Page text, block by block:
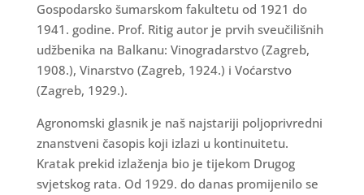
Gospodarsko šumarskom fakultetu od 1921 do
1941. godine. Prof. Ritig autor je prvih sveučilišnih
udžbenika na Balkanu: Vinogradarstvo (Zagreb,
1908.), Vinarstvo (Zagreb, 1924.) i Voćarstvo
(Zagreb, 1929.).
Agronomski glasnik je naš najstariji poljoprivredni
znanstveni časopis koji izlazi u kontinuitetu.
Kratak prekid izlaženja bio je tijekom Drugog
svjetskog rata. Od 1929. do danas promijenilo se